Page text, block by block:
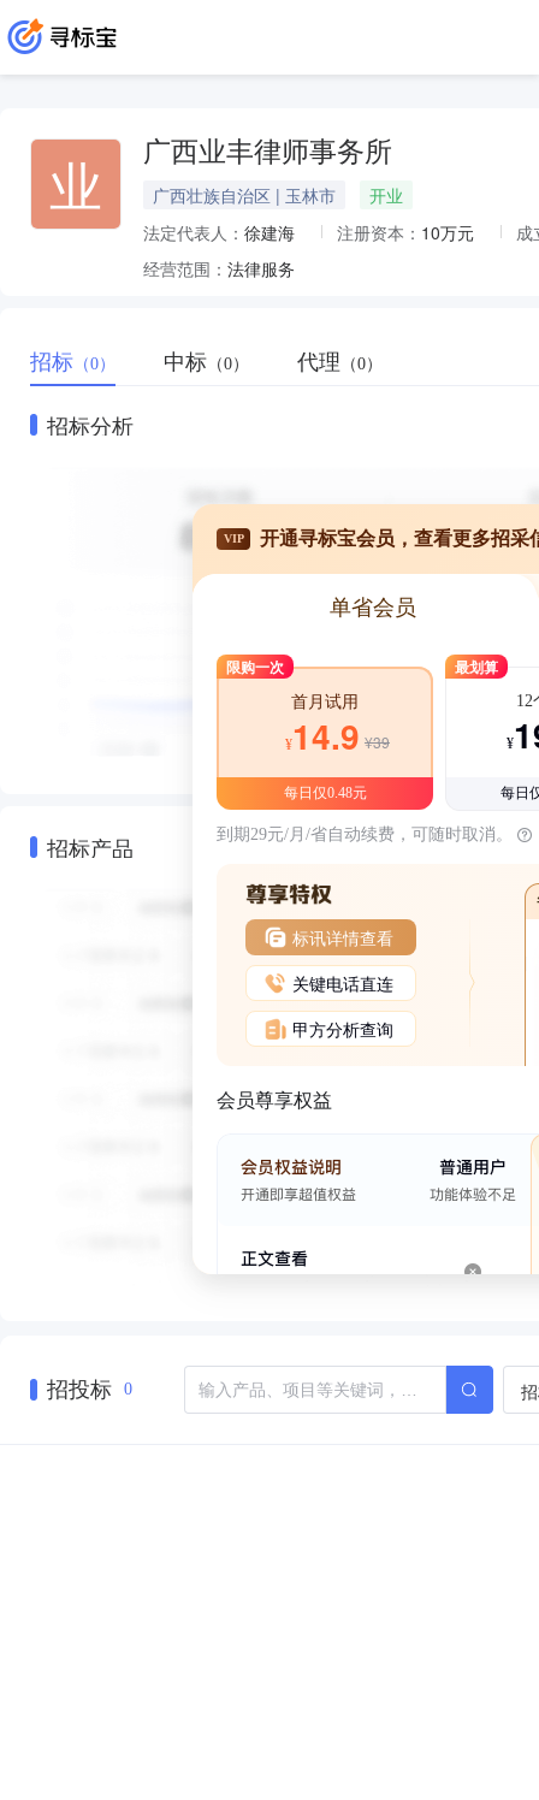
业 广西业丰律师事务所
广西壮族自治区 | 玉林市
开业
法定代表人： 徐建海 注册资本： 10万元
成
经营范围： 法律服务
招标 （0） 中标 （0） 代理 （0）
招标分析
招标产品
VIP 开通寻标宝会员，查看更多招采
单省会员
限购一次
首月试用
¥14.9 ¥39
每日仅0.48元
最划算
12
¥
每日
到期29元/月/省自动续费，可随时取消。
标讯详情查看
关键电话直连
甲方分析查询
会员尊享权益
招投标 0